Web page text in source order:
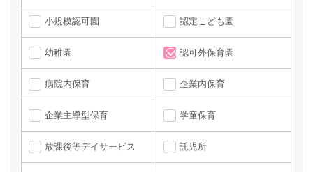
小規模認可園 認定こども園
幼稚園 認可外保育園
病院内保育 企業内保育
企業主導型保育 学童保育
放課後等デイサービス 託児所